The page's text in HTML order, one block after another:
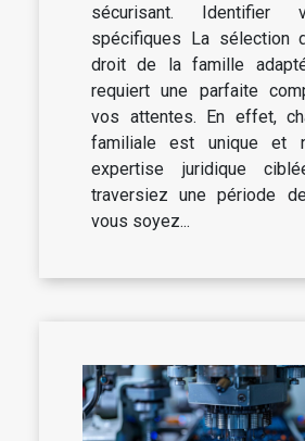
sécurisant. Identifier
spécifiques La sélection
droit de la famille
requiert une parfaite
vos attentes. En effet,
familiale est unique et
expertise juridique
traversiez une période
vous soyez...